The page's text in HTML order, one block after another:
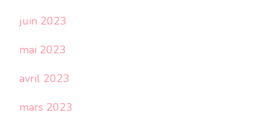
juin 2023
mai 2023
avril 2023
mars 2023